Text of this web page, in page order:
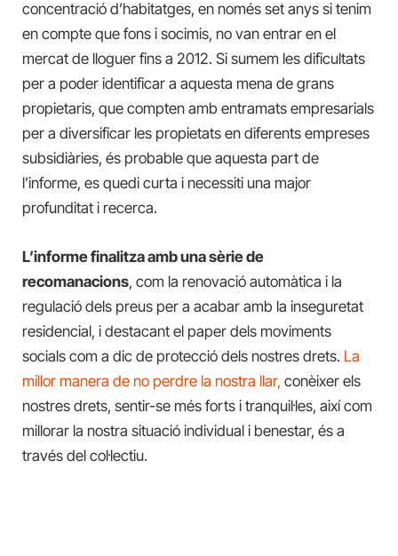
concentració d’habitatges, en només set anys si tenim
en compte que fons i socimis, no van entrar en el
mercat de lloguer fins a 2012. Si sumem les dificultats
per a poder identificar a aquesta mena de grans
propietaris, que compten amb entramats empresarials
per a diversificar les propietats en diferents empreses
subsidiàries, és probable que aquesta part de
l’informe, es quedi curta i necessiti una major
profunditat i recerca.
L’informe finalitza amb una sèrie de
recomanacions, com la renovació automàtica i la
regulació dels preus per a acabar amb la inseguretat
residencial, i destacant el paper dels moviments
socials com a dic de protecció dels nostres drets. La
millor manera de no perdre la nostra llar, conèixer els
nostres drets, sentir-se més forts i tranquil·les, així com
millorar la nostra situació individual i benestar, és a
través del col·lectiu.